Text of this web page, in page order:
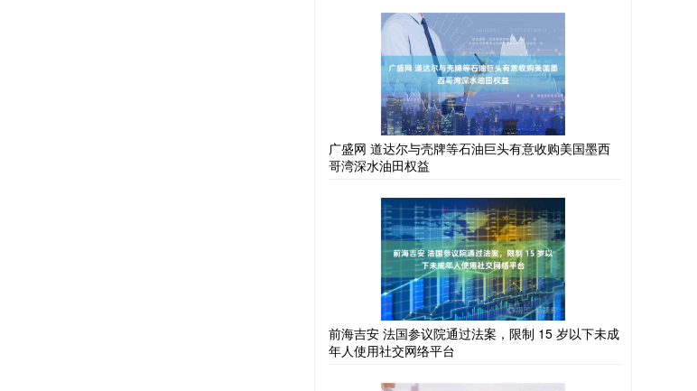
广盛网 道达尔与壳牌等石油巨头有意收购美国墨西
哥湾深水油田权益
前海吉安 法国参议院通过法案，限制 15 岁以下未成
年人使用社交网络平台